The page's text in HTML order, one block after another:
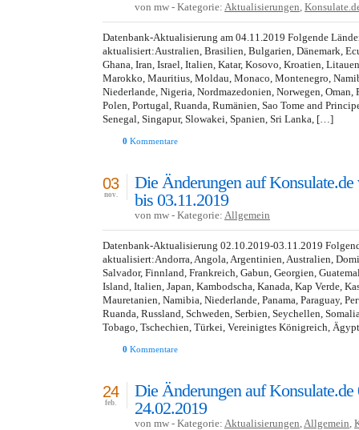
von mw - Kategorie: Aktualisierungen,
Datenbank-Aktualisierung am 04.11.2019 Folgende
aktualisiert:Australien, Brasilien, Bulgarien, Dänemark,
Ghana, Iran, Israel, Italien, Katar, Kosovo, Kroatien,
Marokko, Mauritius, Moldau, Monaco, Montenegro,
Niederlande, Nigeria, Nordmazedonien, Norwegen, Oman,
Polen, Portugal, Ruanda, Rumänien, Sao Tome and
Senegal, Singapur, Slowakei, Spanien, Sri Lanka, […]
0 Kommentare
Die Änderungen auf
bis 03.11.2019
03
nov.
von mw - Kategorie: Allgemein
Datenbank-Aktualisierung 02.10.2019-03.11.2019
aktualisiert:Andorra, Angola, Argentinien, Australien,
Salvador, Finnland, Frankreich, Gabun, Georgien,
Island, Italien, Japan, Kambodscha, Kanada, Kap Verde,
Mauretanien, Namibia, Niederlande, Panama, Paraguay,
Ruanda, Russland, Schweden, Serbien, Seychellen,
Tobago, Tschechien, Türkei, Vereinigtes Königreich,
0 Kommentare
Die Änderungen auf Konsulate.de
24.02.2019
24
feb.
von mw - Kategorie: Aktualisierungen,Allgemein,